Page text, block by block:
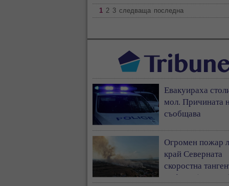
1 2 3 следваща последна
Евакуираха
мол. Причината
съобщава
Огромен пожар
край Северната
скоростна
София - (ВИДЕО)